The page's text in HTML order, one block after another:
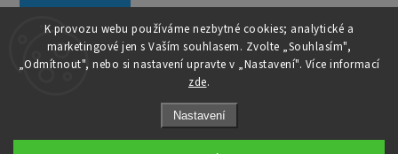
K provozu webu používáme nezbytné cookies; analytické a
marketingové jen s Vaším souhlasem. Zvolte „Souhlasím",
„Odmítnout", nebo si nastavení upravte v „Nastavení". Více informací
zde.
Nastavení
Chytit a koupit VA & MA, s.r.o.